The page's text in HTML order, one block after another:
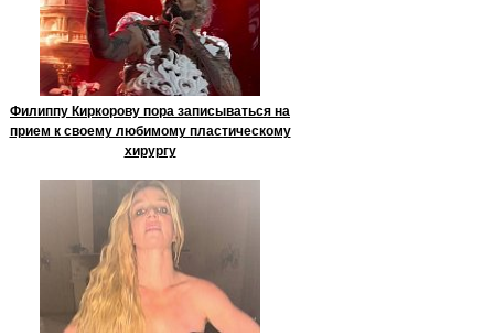
Филиппу Киркорову пора записываться на
прием к своему любимому пластическому
хирургу